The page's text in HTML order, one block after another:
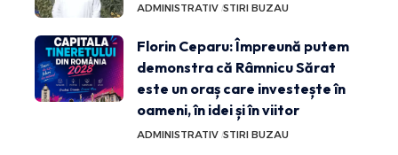
ADMINISTRATIV STIRI BUZAU
Florin Ceparu: Împreună putem
demonstra că Râmnicu Sărat
este un oraș care investește în
oameni, în idei și în viitor
ADMINISTRATIV STIRI BUZAU